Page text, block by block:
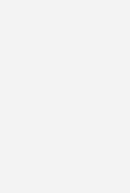
silikonumhülltes